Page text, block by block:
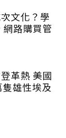
文化？學
路購買管
革熱 美國
雄性埃及